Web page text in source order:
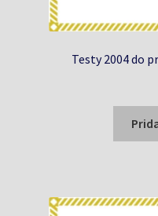
Testy 2004 do